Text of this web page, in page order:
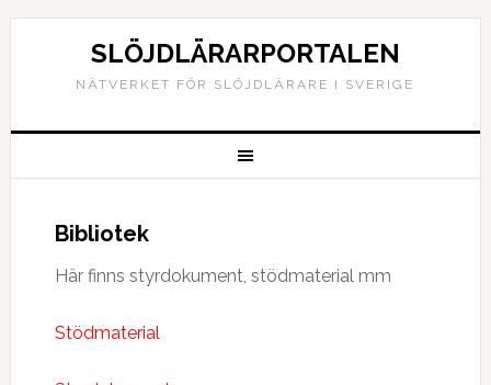
SLÖJDLÄRARPORTALEN
NÄTVERKET FÖR SLÖJDLÄRARE I SVERIGE
Bibliotek
Här finns styrdokument, stödmaterial mm
Stödmaterial